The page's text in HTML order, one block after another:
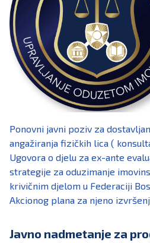
Ponovni javni poziv za
angažiranja fizičkih lica (
Ugovora o djelu za ex-ante
strategije za oduzimanje
krivičnim djelom u Federaciji
Akcionog plana za njeno
Javno nadmetanje za